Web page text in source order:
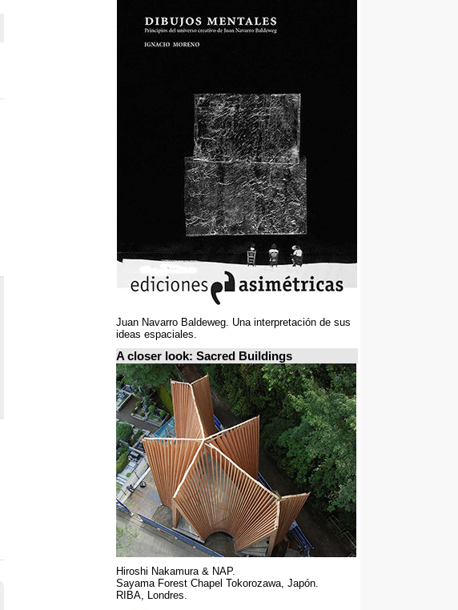
Juan Navarro Baldeweg. Una interpretación de sus
ideas espaciales.
A closer look: Sacred Buildings
Hiroshi Nakamura & NAP.
Sayama Forest Chapel Tokorozawa, Japón.
RIBA, Londres.